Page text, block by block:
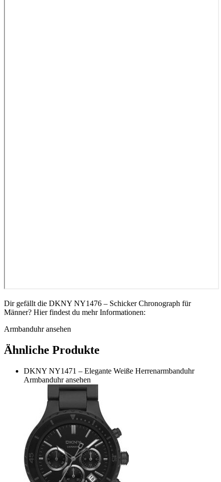
Dir gefällt die DKNY NY1476 – Schicker Chronograph für
Männer? Hier findest du mehr Informationen:
Armbanduhr ansehen
Ähnliche Produkte
DKNY NY1471 – Elegante Weiße Herrenarmbanduhr
Armbanduhr ansehen